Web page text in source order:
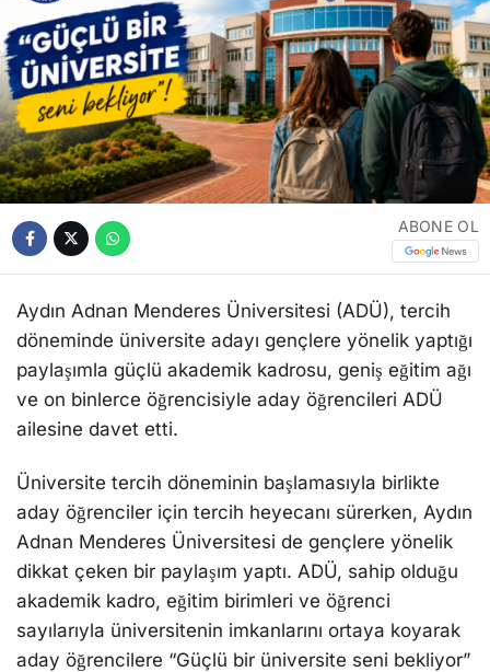
ABONE OL
Aydın Adnan Menderes Üniversitesi (ADÜ), tercih
döneminde üniversite adayı gençlere yönelik yaptığı
paylaşımla güçlü akademik kadrosu, geniş eğitim ağı
ve on binlerce öğrencisiyle aday öğrencileri ADÜ
ailesine davet etti.
Üniversite tercih döneminin başlamasıyla birlikte
aday öğrenciler için tercih heyecanı sürerken, Aydın
Adnan Menderes Üniversitesi de gençlere yönelik
dikkat çeken bir paylaşım yaptı. ADÜ, sahip olduğu
akademik kadro, eğitim birimleri ve öğrenci
sayılarıyla üniversitenin imkanlarını ortaya koyarak
aday öğrencilere “Güçlü bir üniversite seni bekliyor”